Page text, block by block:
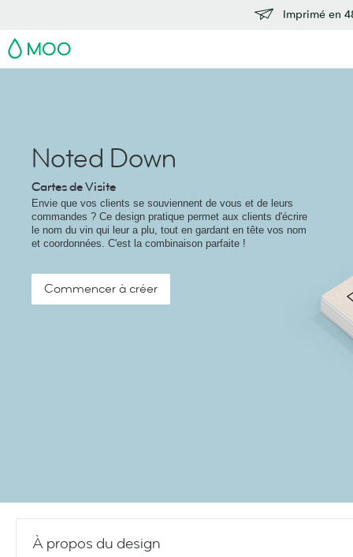
Imprimé en
MOO
Noted Down
Cartes de Visite
Envie que vos clients se souviennent de vous et de leurs
commandes ? Ce design pratique permet aux clients d'écrire
le nom du vin qui leur a plu, tout en gardant en tête vos nom
et coordonnées. C'est la combinaison parfaite !
Commencer à créer
À propos du design